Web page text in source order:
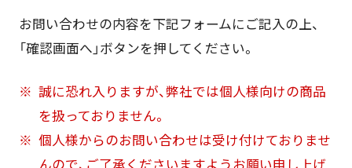
お問い合わせの内容を下記フォームにご記入の上、
「確認画面へ」ボタンを押してください。
誠に恐れ入りますが、弊社では個人様向けの商品
を扱っておりません。
個人様からのお問い合わせは受け付けておりませ
んので、ご了承くださいますようお願い申し上げ